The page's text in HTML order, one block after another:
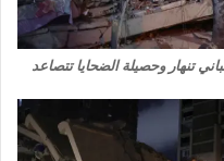
تنهار وحصيلة الضحايا تتصاعد